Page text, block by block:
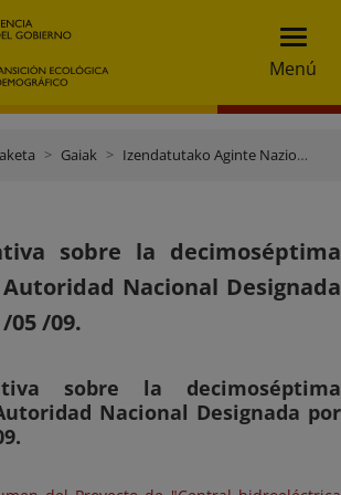
Menú
Gaiak Izendatutako Aginte Nazionala (AND)
sobre la decimoséptima
Nacional Designada
05 /09.
sobre la decimoséptima
Nacional Designada por